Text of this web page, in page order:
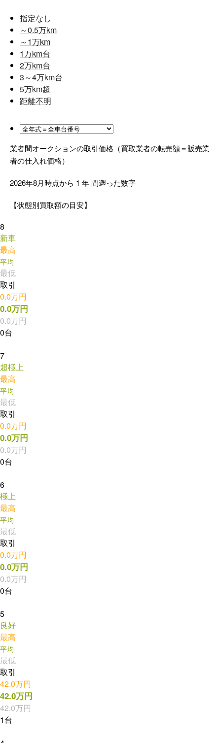
指定なし
～0.5万km
～1万km
1万km台
2万km台
3～4万km台
5万km超
距離不明
業者間オークションの取引価格（買取業者の転売額＝販売業
者の仕入れ価格）
2026年8月時点から 1 年 間遡った数字
【状態別買取額の目安】
8
新車
最高
平均
最低
取引
0.0万円
0.0万円
0.0万円
0台
7
超極上
最高
平均
最低
取引
0.0万円
0.0万円
0.0万円
0台
6
極上
最高
平均
最低
取引
0.0万円
0.0万円
0.0万円
0台
5
良好
最高
平均
最低
取引
42.0万円
42.0万円
42.0万円
1台